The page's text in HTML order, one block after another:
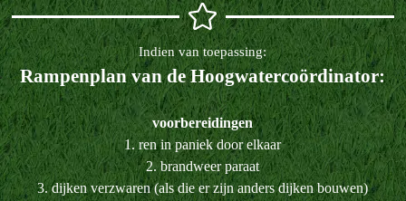
Indien van toepassing:
Rampenplan van de Hoogwatercoördinator:
voorbereidingen
1. ren in paniek door elkaar
2. brandweer paraat
3. dijken verzwaren (als die er zijn anders dijken bouwen)